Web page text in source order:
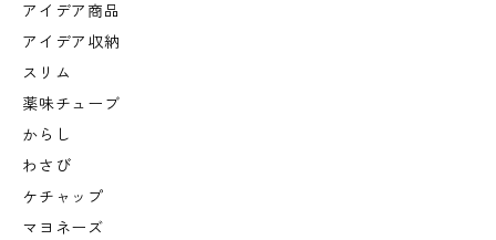
アイデア商品
アイデア収納
スリム
薬味チューブ
からし
わさび
ケチャップ
マヨネーズ